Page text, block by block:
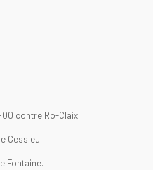
contre Ro-Claix.
Cessieu.
Fontaine.